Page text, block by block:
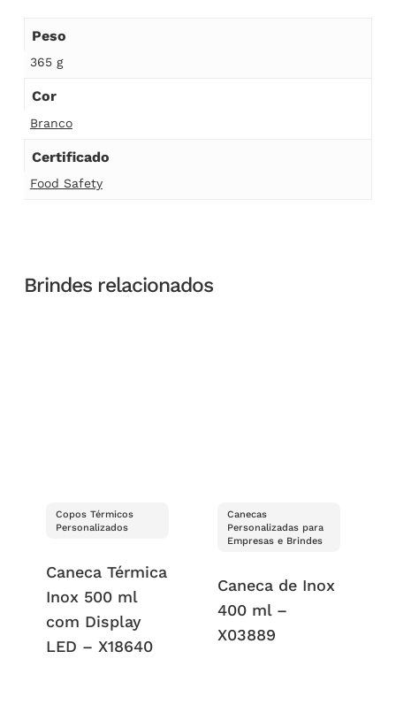
Peso
365 g
Cor
Branco
Certificado
Food Safety
Brindes relacionados
Copos Térmicos
Personalizados
Caneca Térmica
Inox 500 ml
com Display
LED – X18640
Canecas
Personalizadas para
Empresas e Brindes
Caneca de Inox
400 ml –
X03889